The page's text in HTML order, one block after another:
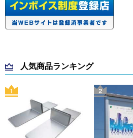
人気商品ランキング